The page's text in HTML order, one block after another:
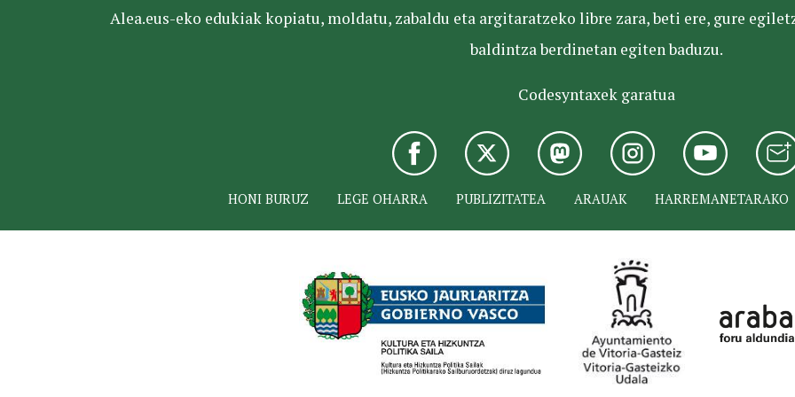
Alea.eus-eko edukiak kopiatu, moldatu, zabaldu eta argitaratzeko libre zara, beti ere, gure
baldintza berdinetan egiten baduzu.
Codesyntaxek garatua
HONI BURUZ LEGE OHARRA PUBLIZITATEA ARAUAK HARREMANETARAKO